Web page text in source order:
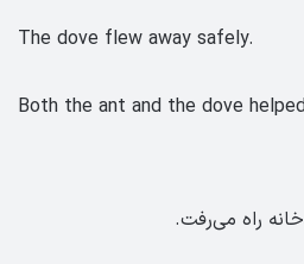
The dove flew away safely.
Both the ant and the dove
راه می‌رفت.